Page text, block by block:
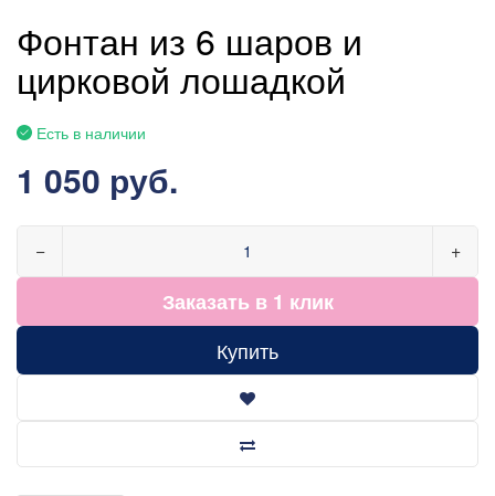
Фонтан из 6 шаров и
цирковой лошадкой
Есть в наличии
1 050 руб.
− +
Заказать в 1 клик
Купить